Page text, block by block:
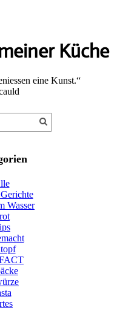
Küche
eine Kunst.“
Wasser